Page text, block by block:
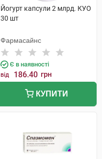
Йогурт капсули 2 млрд. КУО
30 шт
Фармасайнс
Є в наявності
від 186.40 грн
КУПИТИ